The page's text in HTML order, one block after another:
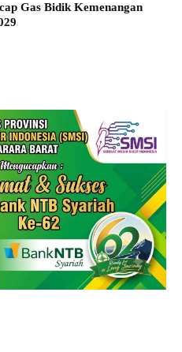
Gas Bidik Kemenangan